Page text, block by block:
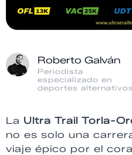
Roberto Galván
Periodista
especializado en
deportes alternativos
La Ultra Trail Torla-
no es solo una
viaje épico por el